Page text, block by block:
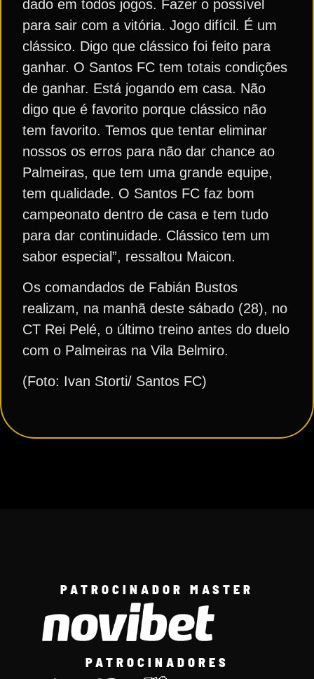
dado em todos jogos. Fazer o possível
para sair com a vitória. Jogo difícil. É um
clássico. Digo que clássico foi feito para
ganhar. O Santos FC tem totais condições
de ganhar. Está jogando em casa. Não
digo que é favorito porque clássico não
tem favorito. Temos que tentar eliminar
nossos os erros para não dar chance ao
Palmeiras, que tem uma grande equipe,
tem qualidade. O Santos FC faz bom
campeonato dentro de casa e tem tudo
para dar continuidade. Clássico tem um
sabor especial”, ressaltou Maicon.
Os comandados de Fabián Bustos
realizam, na manhã deste sábado (28), no
CT Rei Pelé, o último treino antes do duelo
com o Palmeiras na Vila Belmiro.
(Foto: Ivan Storti/ Santos FC)
PATROCINADOR MASTER
PATROCINADORES